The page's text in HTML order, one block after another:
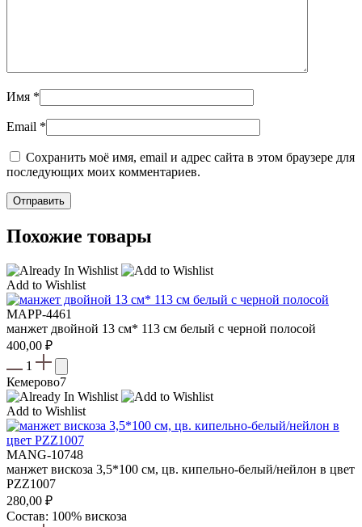
Имя *
Email *
Сохранить моё имя, email и адрес сайта в этом браузере для
последующих моих комментариев.
Похожие товары
Add to Wishlist
MAPP-4461
манжет двойной 13 см* 113 см белый с черной полосой
400,00 ₽
1
Кемерово7
Add to Wishlist
MANG-10748
манжет вискоза 3,5*100 см, цв. кипельно-белый/нейлон в цвет
PZZ1007
280,00 ₽
Состав: 100% вискоза